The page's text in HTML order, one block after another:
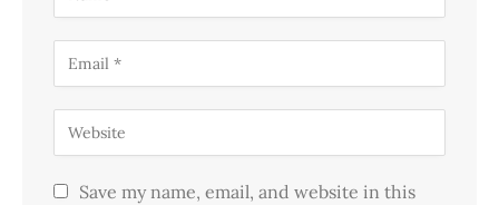
Save my name, email, and website in this